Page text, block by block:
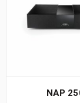
NAP